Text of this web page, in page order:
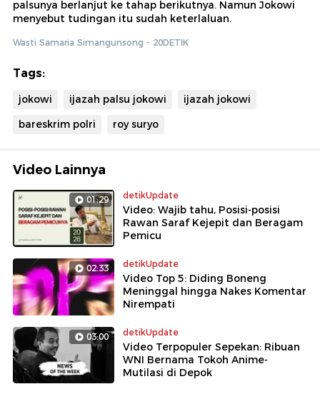
palsunya berlanjut ke tahap berikutnya. Namun Jokowi
menyebut tudingan itu sudah keterlaluan.
Wasti Samaria Simangunsong - 20DETIK
Tags:
jokowi ijazah palsu jokowi
ijazah jokowi
bareskrim polri
roy suryo
Video Lainnya
01:29 detikUpdate
Video: Wajib tahu, Posisi-posisi
Rawan Saraf Kejepit dan Beragam
Pemicu
02:33 detikUpdate
Video Top 5: Diding Boneng
Meninggal hingga Nakes Komentar
Nirempati
03:00 detikUpdate
Video Terpopuler Sepekan: Ribuan
WNI Bernama Tokoh Anime-
Mutilasi di Depok